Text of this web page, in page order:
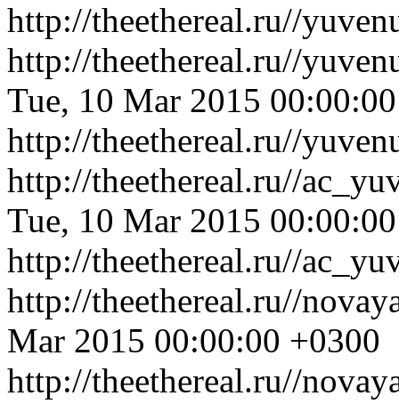
http://theethereal.ru//
http://theethereal.ru//
Tue, 10 Mar 2015
http://theethereal.ru//
http://theethereal.ru//
Tue, 10 Mar 2015
http://theethereal.ru//
http://theethereal.ru//
Mar 2015 00:00:00 +0300
http://theethereal.ru//